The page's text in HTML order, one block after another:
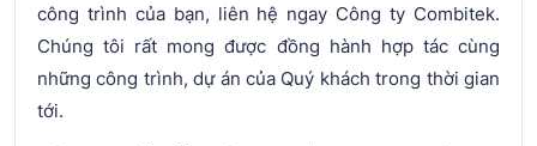
công trình của bạn, liên hệ ngay Công ty Combitek.
Chúng tôi rất mong được đồng hành hợp tác cùng
những công trình, dự án của Quý khách trong thời gian
tới.